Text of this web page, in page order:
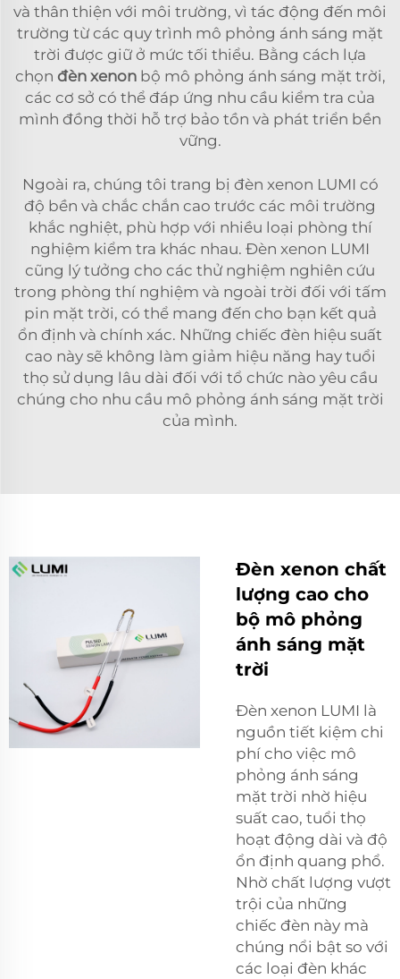
và thân thiện với môi trường, vì tác động đến môi
trường từ các quy trình mô phỏng ánh sáng mặt
trời được giữ ở mức tối thiểu. Bằng cách lựa
chọn đèn xenon bộ mô phỏng ánh sáng mặt trời,
các cơ sở có thể đáp ứng nhu cầu kiểm tra của
mình đồng thời hỗ trợ bảo tồn và phát triển bền
vững.
Ngoài ra, chúng tôi trang bị đèn xenon LUMI có
độ bền và chắc chắn cao trước các môi trường
khắc nghiệt, phù hợp với nhiều loại phòng thí
nghiệm kiểm tra khác nhau. Đèn xenon LUMI
cũng lý tưởng cho các thử nghiệm nghiên cứu
trong phòng thí nghiệm và ngoài trời đối với tấm
pin mặt trời, có thể mang đến cho bạn kết quả
ổn định và chính xác. Những chiếc đèn hiệu suất
cao này sẽ không làm giảm hiệu năng hay tuổi
thọ sử dụng lâu dài đối với tổ chức nào yêu cầu
chúng cho nhu cầu mô phỏng ánh sáng mặt trời
của mình.
Đèn xenon chất
lượng cao cho
bộ mô phỏng
ánh sáng mặt
trời
Đèn xenon LUMI là
nguồn tiết kiệm chi
phí cho việc mô
phỏng ánh sáng
mặt trời nhờ hiệu
suất cao, tuổi thọ
hoạt động dài và độ
ổn định quang phổ.
Nhờ chất lượng vượt
trội của những
chiếc đèn này mà
chúng nổi bật so với
các loại đèn khác